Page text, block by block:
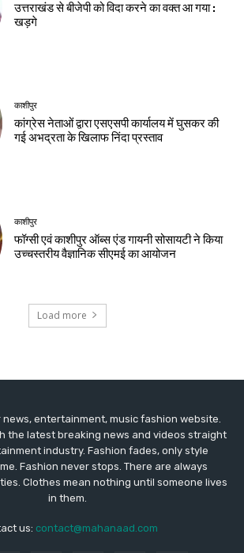
उत्तराखंड से बीजेपी को विदा करने का वक्त आ गया :
खड़गे
काशीपुर
कांग्रेस नेताओं द्वारा एसएसपी कार्यालय में घुसकर की
गई अभद्रता के खिलाफ निंदा प्रस्ताव
काशीपुर
फॉग्सी एवं काशीपुर ऑब्स एंड गायनी सोसायटी ने किया
उच्चस्तरीय वैज्ञानिक सीएमई का आयोजन
Load more
entertainment, music fashion website.
the latest breaking news and videos straight
industry. Fashion fades, only style
Fashion never stops. There are always
Clothes mean nothing until someone lives
in them.
us: contact@mahanaad.com